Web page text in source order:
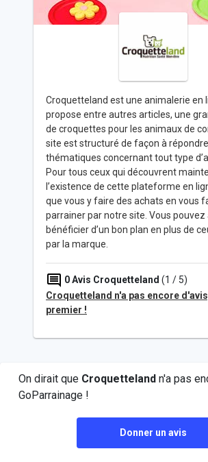
Croquetteland est une animalerie en
propose entre autres articles, une
de croquettes pour les animaux de
site est structuré de façon à
thématiques concernant tout type
Pour tous ceux qui découvrent
l’existence de cette plateforme en
que vous y faire des achats en vous
parrainer par notre site. Vous pouvez
bénéficier d’un bon plan en plus de
par la marque.
0Avis Croquetteland (1 / 5)
Croquetteland n'a pas encore
premier !
On dirait que Croquetteland n'a pas
GoParrainage !
Donner un avis